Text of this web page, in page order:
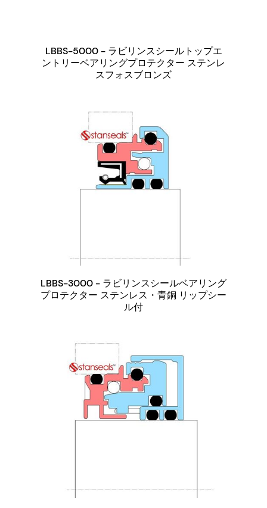
LBBS-5000 - ラビリンスシールトップエ
ントリーベアリングプロテクター ステンレ
スフォスブロンズ
LBBS-3000 - ラビリンスシールベアリング
プロテクター ステンレス・青銅 リップシー
ル付